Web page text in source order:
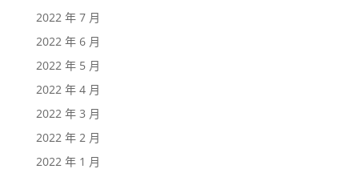
2022 年 7 月
2022 年 6 月
2022 年 5 月
2022 年 4 月
2022 年 3 月
2022 年 2 月
2022 年 1 月